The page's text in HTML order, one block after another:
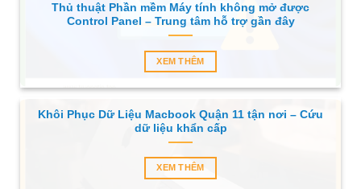
Thủ thuật Phần mềm Máy tính không mở được
Control Panel – Trung tâm hỗ trợ gần đây
XEM THÊM
Khôi Phục Dữ Liệu Macbook Quận 11 tận nơi – Cứu
dữ liệu khẩn cấp
XEM THÊM